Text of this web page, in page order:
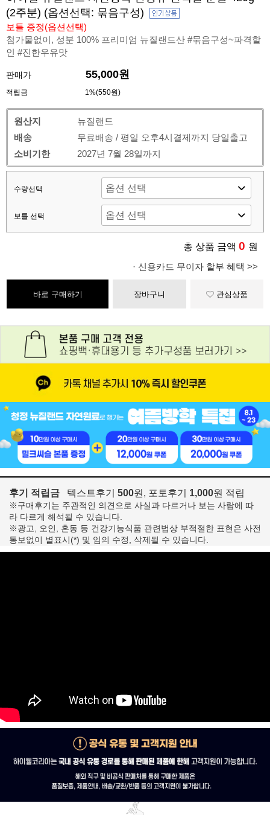
(2주분) (옵션선택: 묶음구성)
보틀 증정(옵션선택)
첨가물없이, 성분 100% 프리미엄 뉴질랜드산 #묶음구성~파격할
인 #진한우유맛
판매가 55,000원
적립금 1%(550원)
원산지
뉴질랜드
배송
무료배송 / 평일 오후4시결제까지 당일출고
소비기한
2027년 7월 28일까지
수량선택
보틀 선택
총 상품 금액 0 원
· 신용카드 무이자 할부 혜택 >>
바로 구매하기 장바구니 관심상품
후기 적립금 텍스트후기 500원, 포토후기 1,000원 적립
※구매후기는 주관적인 의견으로 사실과 다르거나 보는 사람에 따
라 다르게 해석될 수 있습니다.
※광고, 오인, 혼동 등 건강기능식품 관련법상 부적절한 표현은 사전
통보없이 별표시(*) 및 임의 수정, 삭제될 수 있습니다.